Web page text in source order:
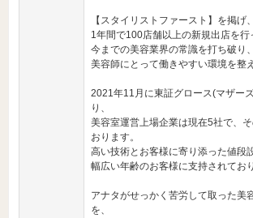
【スタイリストファースト】を掲げ、
1年間で100店舗以上の新規出店を行
今までの美容業界の常識を打ち破り、
美容師にとって働きやすい環境を整
2021年11月に東証グロース(マザー
り、
美容室運営上場企業は現在5社で、
おります。
高い技術とお客様に寄り添った値段
幅広い年齢のお客様に支持されてお
アナタがせっかく苦労して取った美
を、